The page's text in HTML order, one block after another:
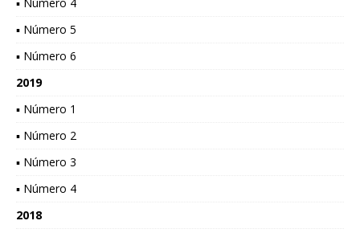
▪ Número 5
▪ Número 6
2019
▪ Número 1
▪ Número 2
▪ Número 3
▪ Número 4
2018